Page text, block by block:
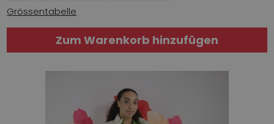
Grössentabelle
Zum Warenkorb hinzufügen